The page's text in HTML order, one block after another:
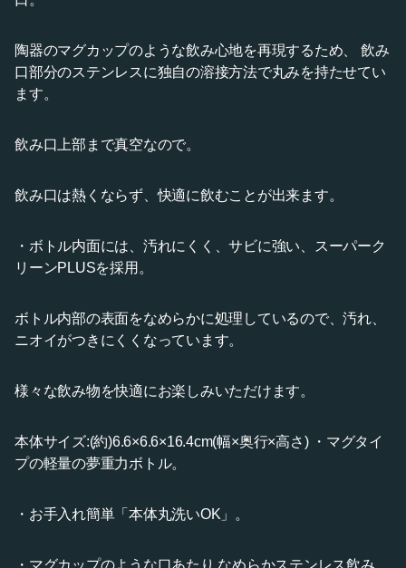
陶器のマグカップのような飲み心地を再現するため、 飲み
口部分のステンレスに独自の溶接方法で丸みを持たせてい
ます。
飲み口上部まで真空なので。
飲み口は熱くならず、快適に飲むことが出来ます。
・ボトル内面には、汚れにくく、サビに強い、スーパーク
リーンPLUSを採用。
ボトル内部の表面をなめらかに処理しているので、汚れ、
ニオイがつきにくくなっています。
様々な飲み物を快適にお楽しみいただけます。
本体サイズ:(約)6.6×6.6×16.4cm(幅×奥行×高さ) ・マグタイ
プの軽量の夢重力ボトル。
・お手入れ簡単「本体丸洗いOK」。